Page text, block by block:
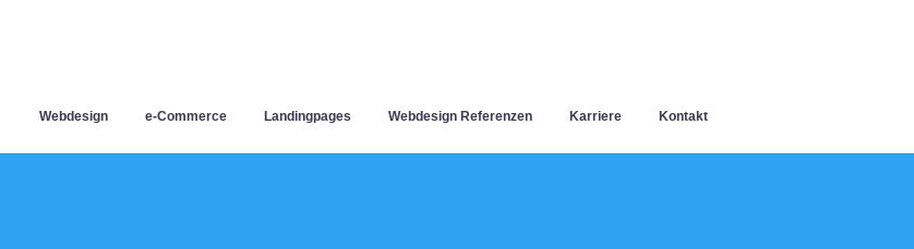
Webdesign e-Commerce Landingpages Webdesign Referenzen Karriere Kontakt